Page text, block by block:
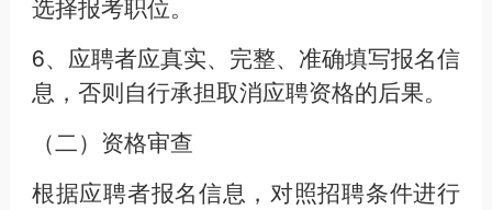
6、应聘者应真实、完整、准确填写报名信
息，否则自行承担取消应聘资格的后果。
（二）资格审查
根据应聘者报名信息，对照招聘条件进行